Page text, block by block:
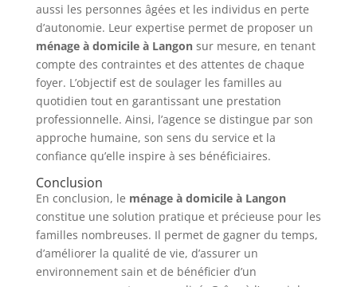
aussi les personnes âgées et les individus en perte
d’autonomie. Leur expertise permet de proposer un
ménage à domicile à Langonsur mesure, en tenant
compte des contraintes et des attentes de chaque
foyer. L’objectif est de soulager les familles au
quotidien tout en garantissant une prestation
professionnelle. Ainsi, l’agence se distingue par son
approche humaine, son sens du service et la
confiance qu’elle inspire à ses bénéficiaires.
Conclusion
En conclusion, le ménage à domicile à Langon
constitue une solution pratique et précieuse pour les
familles nombreuses. Il permet de gagner du temps,
d’améliorer la qualité de vie, d’assurer un
environnement sain et de bénéficier d’un